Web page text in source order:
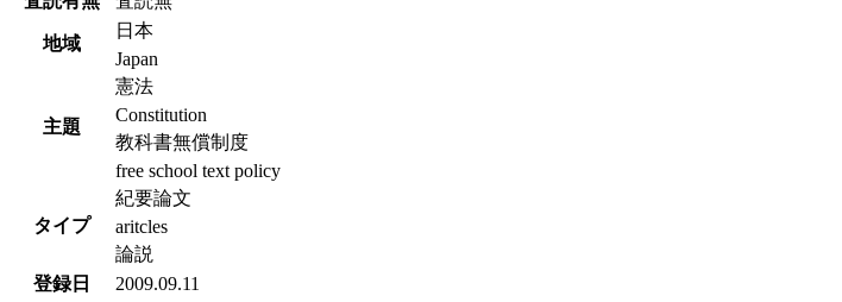
地域
日本
Japan
主題
憲法
Constitution
教科書無償制度
free school text policy
タイプ
紀要論文
aritcles
論説
登録日
2009.09.11